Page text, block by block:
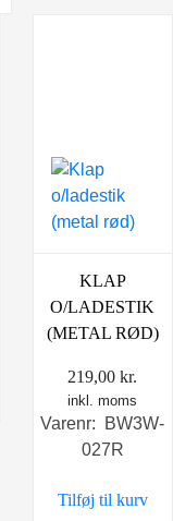
KLAP
O/LADESTIK
(METAL RØD)
219,00kr.
inkl. moms
Varenr: BW3W-
027R
Tilføj til kurv